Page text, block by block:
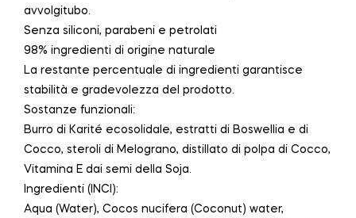
avvolgitubo.
Senza siliconi, parabeni e petrolati
98% ingredienti di origine naturale
La restante percentuale di ingredienti garantisce
stabilità e gradevolezza del prodotto.
Sostanze funzionali:
Burro di Karité ecosolidale, estratti di Boswellia e di
Cocco, steroli di Melograno, distillato di polpa di Cocco,
Vitamina E dai semi della Soja.
Ingredienti (INCI):
Aqua (Water), Cocos nucifera (Coconut) water,